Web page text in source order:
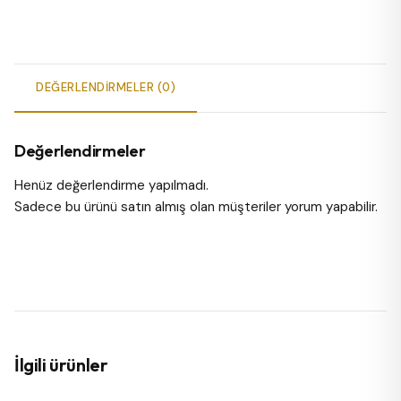
DEĞERLENDIRMELER (0)
Değerlendirmeler
Henüz değerlendirme yapılmadı.
Sadece bu ürünü satın almış olan müşteriler yorum yapabilir.
İlgili ürünler